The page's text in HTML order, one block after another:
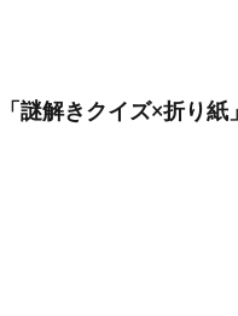
「謎解きクイズ×折り